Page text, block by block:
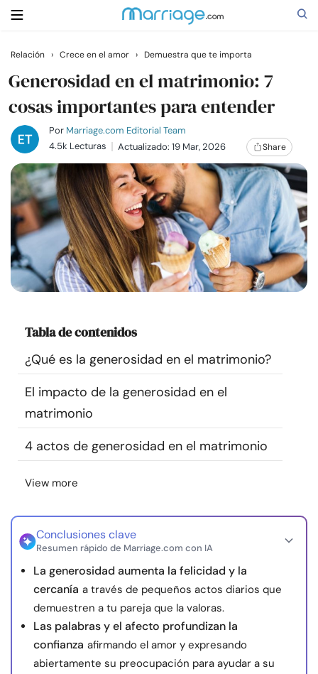
Buscar
Casarse
Relaciones
Familia
Ayuda
Cursos
Recursos
Comunidad
Encuentra un terapeuta
Idioma
nosotros
© Copyright 2026. Todos los derechos reservados.
Relación › Crece en el amor › Demuestra que te importa
Generosidad en el matrimonio: 7
cosas importantes para entender
Por Marriage.com Editorial Team
4.5k Lecturas
Actualizado: 19 Mar, 2026 Share
Tabla de contenidos
¿Qué es la generosidad en el matrimonio?
El impacto de la generosidad en el
matrimonio
4 actos de generosidad en el matrimonio
View more
Conclusiones clave
Resumen rápido de Marriage.com con IA
La generosidad aumenta la felicidad y la
cercanía a través de pequeños actos diarios que
demuestren a tu pareja que la valoras.
Las palabras y el afecto profundizan la
confianza afirmando el amor y expresando
abiertamente su preocupación para ayudar a su